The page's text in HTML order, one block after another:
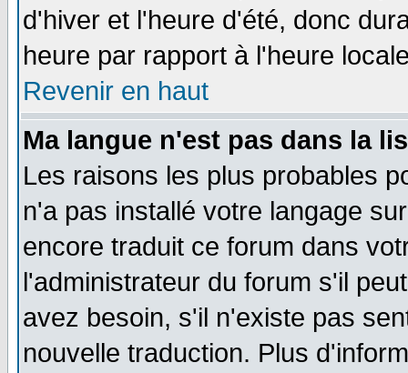
d'hiver et l'heure d'été, donc
heure par rapport à l'heure
Revenir en haut
Ma langue n'est pas dans la
Les raisons les plus probables
n'a pas installé votre langage
encore traduit ce forum dans
l'administrateur du forum s'il
avez besoin, s'il n'existe pas
nouvelle traduction. Plus